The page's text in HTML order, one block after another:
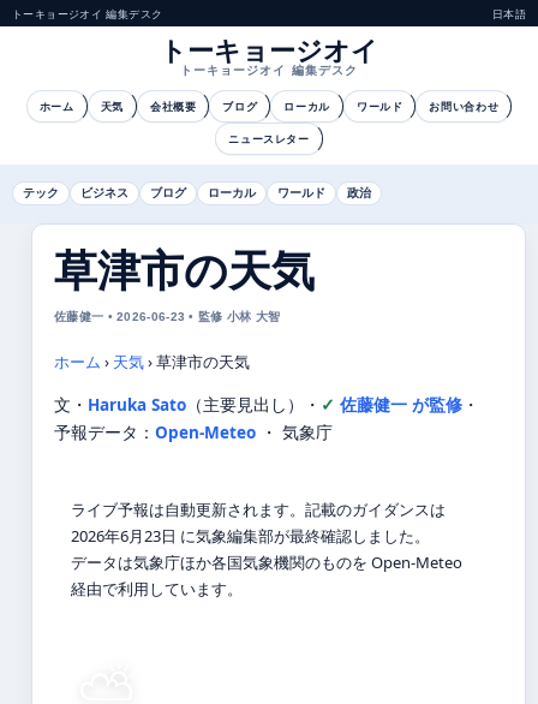
トーキョージオイ 編集デスク 日本語
トーキョージオイ
トーキョージオイ 編集デスク
ホーム 天気 会社概要 ブログ ローカル ワールド お問い合わせ
ニュースレター
テック ビジネス ブログ ローカル ワールド 政治
草津市の天気
佐藤健一 • 2026-06-23 • 監修 小林 大智
ホーム › 天気›草津市の天気
文・ Haruka Sato （主要見出し） ・ 佐藤健一 が監修 ・
予報データ： Open-Meteo ・ 気象庁
ライブ予報は自動更新されます。記載のガイダンスは
2026年6月23日 に気象編集部が最終確認しました。
データは気象庁ほか各国気象機関のものを Open-Meteo
経由で利用しています。